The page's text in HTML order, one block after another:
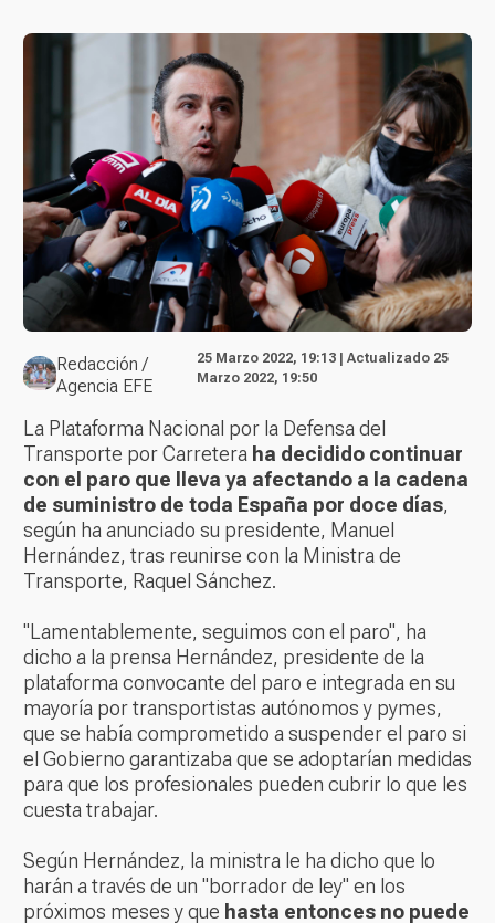
Redacción /
Agencia EFE
25 Marzo 2022, 19:13 | Actualizado 25
Marzo 2022, 19:50
La Plataforma Nacional por la Defensa del
Transporte por Carretera ha decidido continuar
con el paro que lleva ya afectando a la cadena
de suministro de toda España por doce días,
según ha anunciado su presidente, Manuel
Hernández, tras reunirse con la Ministra de
Transporte, Raquel Sánchez.
"Lamentablemente, seguimos con el paro", ha
dicho a la prensa Hernández, presidente de la
plataforma convocante del paro e integrada en su
mayoría por transportistas autónomos y pymes,
que se había comprometido a suspender el paro si
el Gobierno garantizaba que se adoptarían medidas
para que los profesionales pueden cubrir lo que les
cuesta trabajar.
Según Hernández, la ministra le ha dicho que lo
harán a través de un "borrador de ley" en los
próximos meses y que hasta entonces no puede